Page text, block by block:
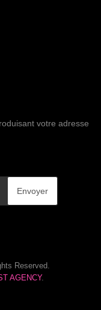
votre adresse
Reserved.
AGENCY.